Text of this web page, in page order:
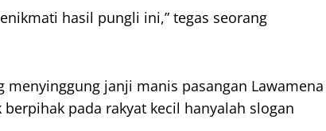
hasil pungli ini,” tegas seorang
janji manis pasangan Lawamena
pada rakyat kecil hanyalah slogan